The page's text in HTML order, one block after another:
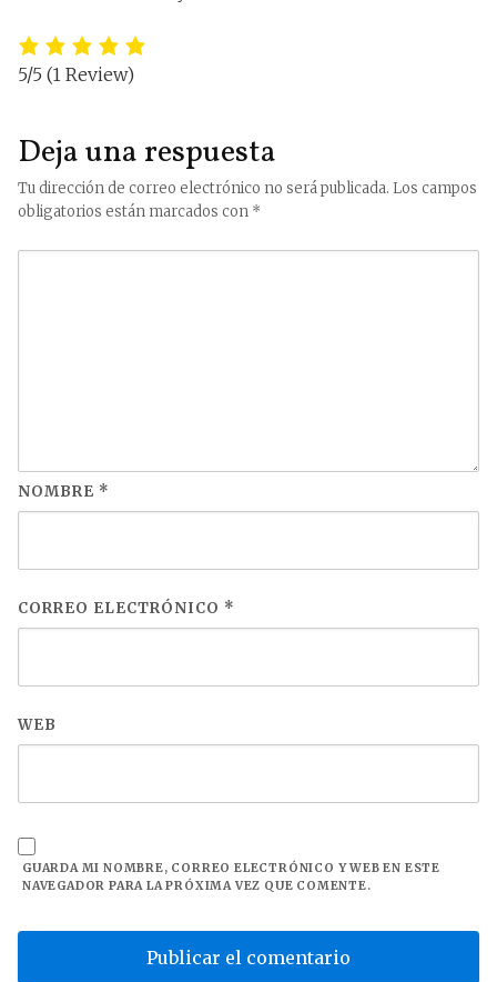
5/5 (1 Review)
Deja una respuesta
Tu dirección de correo electrónico no será publicada. Los campos
obligatorios están marcados con *
NOMBRE *
CORREO ELECTRÓNICO *
WEB
GUARDA MI NOMBRE, CORREO ELECTRÓNICO Y WEB EN ESTE
NAVEGADOR PARA LA PRÓXIMA VEZ QUE COMENTE.